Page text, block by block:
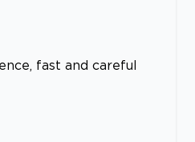
fast and careful